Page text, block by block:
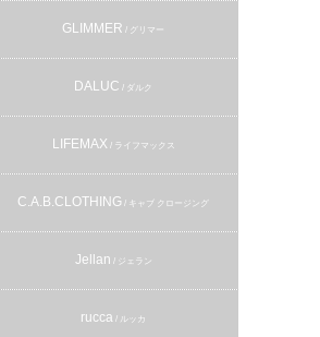
GLIMMER / グリマー
DALUC / ダルク
LIFEMAX / ライフマックス
C.A.B.CLOTHING / キャブ クロージング
Jellan / ジェラン
rucca / ルッカ